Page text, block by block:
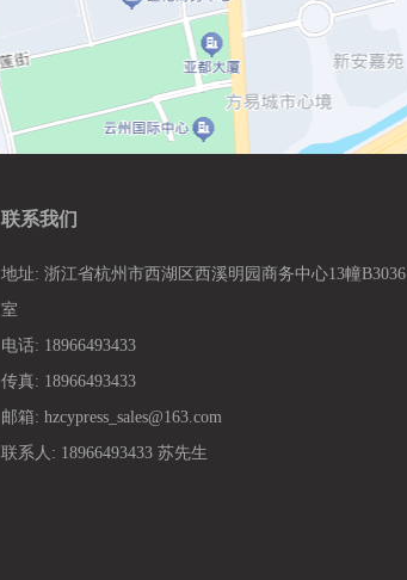
联系我们
地址: 浙江省杭州市西湖区西溪明园商务中心13幢B3036
室
电话: 18966493433
传真: 18966493433
邮箱: hzcypress_sales@163.com
联系人: 18966493433 苏先生